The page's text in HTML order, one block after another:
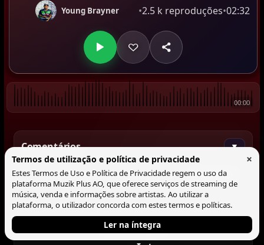
Young Brayner •2.5 k reproduções•02:32
00:00
Comentários ▼
Comentar
Tocando agora
Termos de utilização e política de privacidade ×
Estes Termos de Uso e Política de Privacidade regem o uso da
plataforma Muzik Plus AO, que oferece serviços de streaming de
música, venda e informações sobre artistas. Ao utilizar a
plataforma, o utilizador concorda com estes termos e políticas.
Ler na íntegra